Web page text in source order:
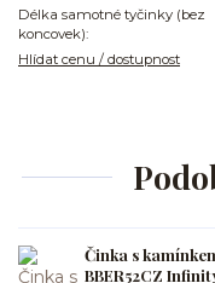
Délka samotné tyčinky (bez
koncovek):
Hlídat cenu / dostupnost
Činka s
BBER52CZ